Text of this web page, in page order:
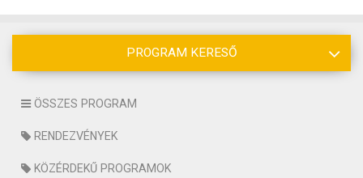
ÁLTALÁNOS SZERZŐDÉSI FELTÉTELEK
KINCSES BARANYA VÉMÉND
KAPCSOLAT
PROGRAM KERESŐ
ÖSSZES PROGRAM
RENDEZVÉNYEK
KÖZÉRDEKŰ PROGRAMOK